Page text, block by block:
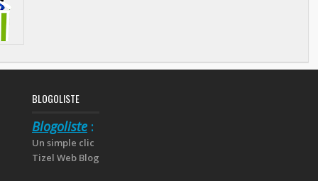
BLOGOLISTE
Blogoliste :
Un simple clic
Tizel Web Blog